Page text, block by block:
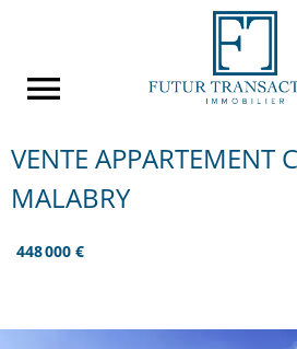
VENTE APPARTEMENT
MALABRY
448 000 €